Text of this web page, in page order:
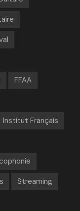
FFAA
Institut Français
Streaming